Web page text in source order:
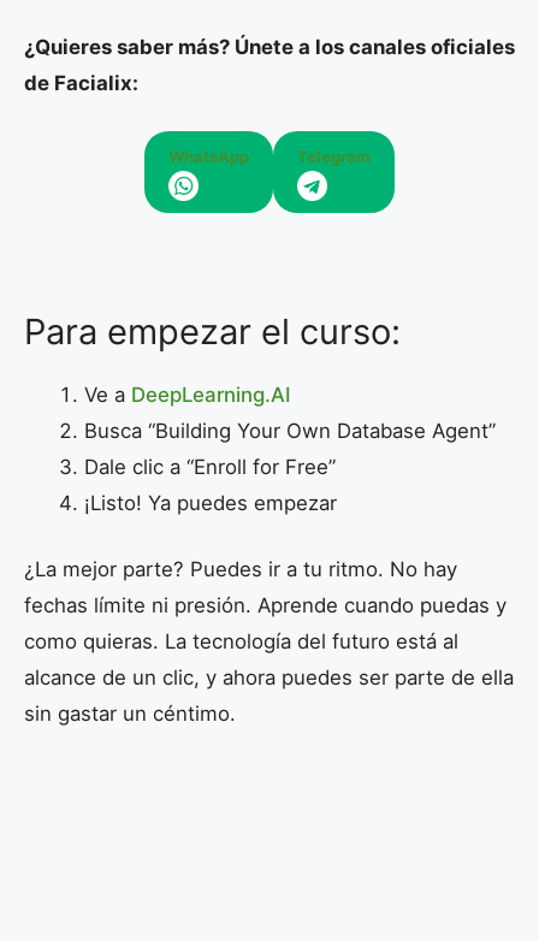
¿Quieres saber más? Únete a los canales oficiales
de Facialix:
WhatsApp Telegram
Para empezar el curso:
Ve a DeepLearning.AI
Busca “Building Your Own Database Agent”
Dale clic a “Enroll for Free”
¡Listo! Ya puedes empezar
¿La mejor parte? Puedes ir a tu ritmo. No hay
fechas límite ni presión. Aprende cuando puedas y
como quieras. La tecnología del futuro está al
alcance de un clic, y ahora puedes ser parte de ella
sin gastar un céntimo.